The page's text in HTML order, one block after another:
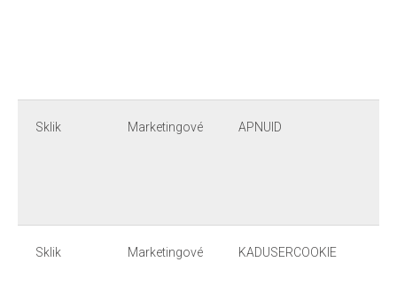
Sklik Marketingové APNUID
Sklik Marketingové KADUSERCOOKIE